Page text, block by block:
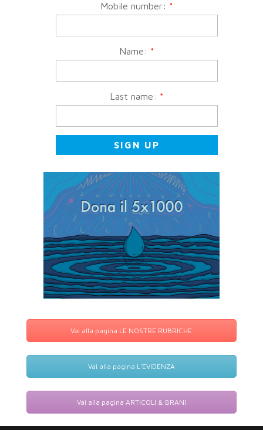
Mobile number: *
Name: *
Last name: *
Vai alla pagina LE NOSTRE RUBRICHE
Vai alla pagina L'EVIDENZA
Vai alla pagina ARTICOLI & BRANI